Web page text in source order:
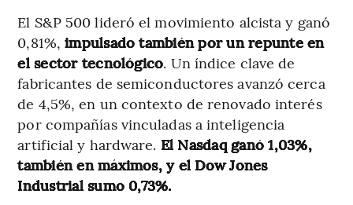
El S&P 500 lideró el movimiento alcista y ganó
0,81%,impulsado también por un repunte en
el sector tecnológico. Un índice clave de
fabricantes de semiconductores avanzó cerca
de 4,5%, en un contexto de renovado interés
por compañías vinculadas a inteligencia
artificial y hardware. El Nasdaq ganó 1,03%,
también en máximos, y el Dow Jones
Industrial sumo 0,73%.